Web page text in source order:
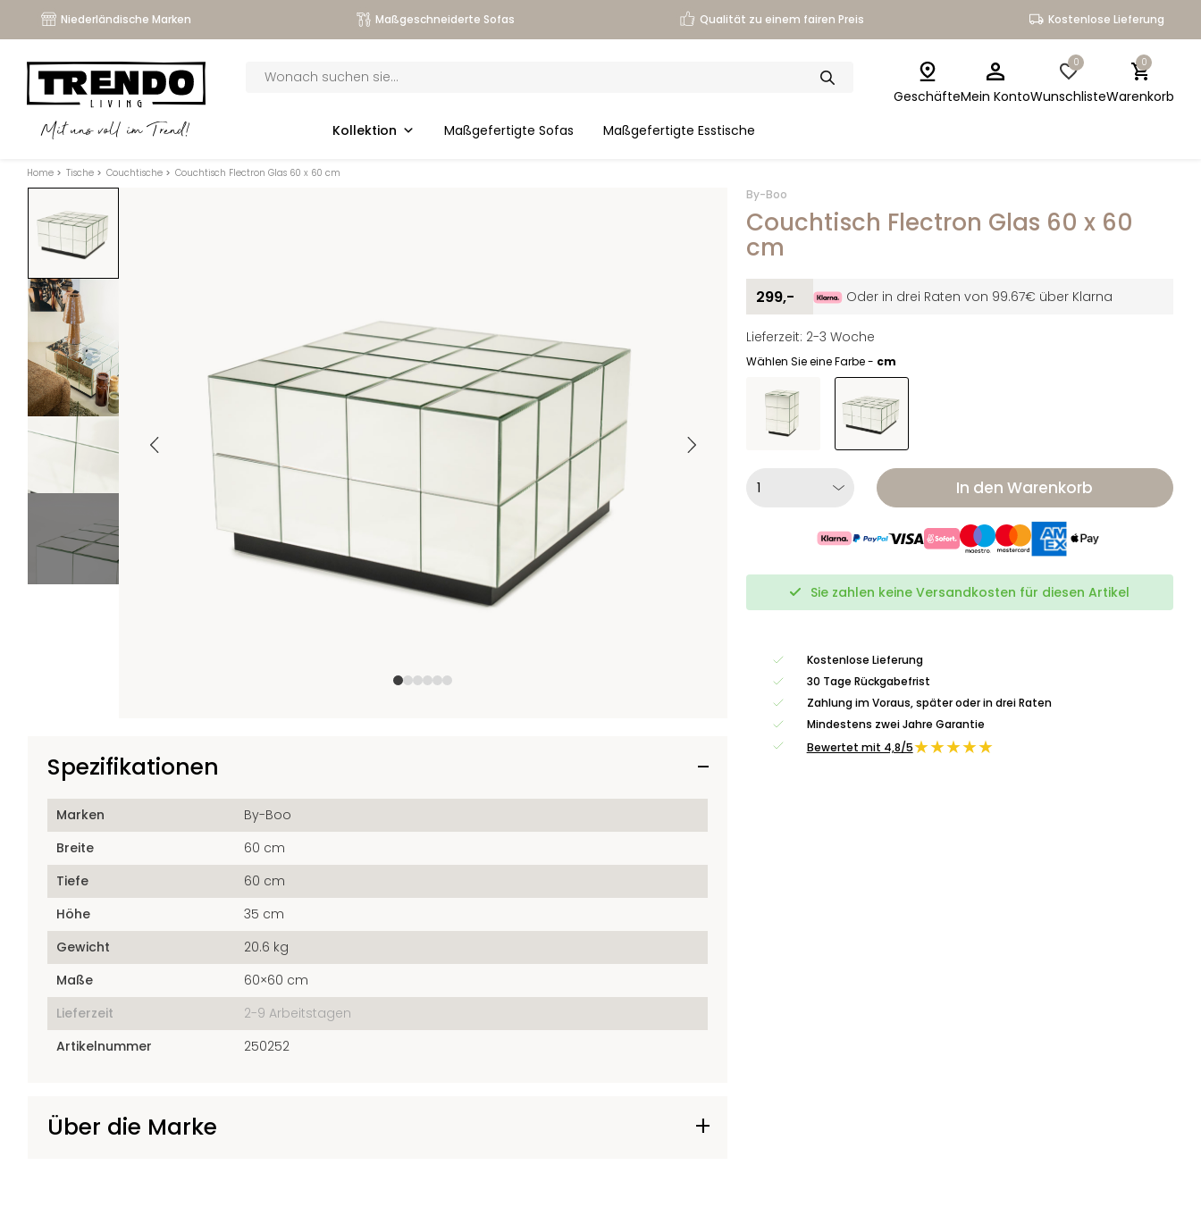
Niederländische Marken Maßgeschneiderte Sofas Qualität zu einem fairen Preis Kostenlose Lieferung
Mit uns voll im Trend!
search
Kollektion Maßgefertigte Sofas Maßgefertigte Esstische
GeschäfteMein Konto
0
Wunschliste
0
Warenkorb
Home > Tische > Couchtische > Couchtisch Flectron Glas 60 x 60 cm
Spezifikationen
Marken
By-Boo
Breite
60 cm
Tiefe
60 cm
Höhe
35 cm
Gewicht
20.6 kg
Maße
60×60 cm
Lieferzeit
2-9 Arbeitstagen
Artikelnummer
250252
Über die Marke
By-Boo
Couchtisch Flectron Glas 60 x 60
cm
299,- Oder in drei Raten von 99.67€ über Klarna
Lieferzeit: 2-3 Woche
Wählen Sie eine Farbe - cm
In den Warenkorb
Sie zahlen keine Versandkosten für diesen Artikel
Kostenlose Lieferung
30 Tage Rückgabefrist
Zahlung im Voraus, später oder in drei Raten
Mindestens zwei Jahre Garantie
Bewertet mit 4,8/5★★★★★